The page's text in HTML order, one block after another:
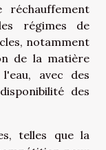
réchauffement
régimes de
notamment
de la matière
avec des
des
telles que la